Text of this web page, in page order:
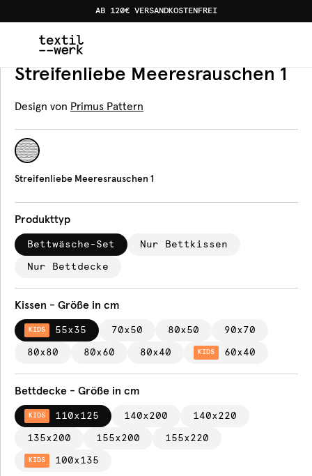
AB 120€ VERSANDKOSTENFREI
Produkte Bettwäsche Streifenliebe
Bettwäsche
Streifenliebe Meeresrauschen 1
Design von Primus Pattern
Streifenliebe Meeresrauschen 1
Produkttyp
Bettwäsche-Set Nur Bettkissen
Nur Bettdecke
Kissen - Größe in cm
KIDS 55x35 70x50 80x50 90x70
80x80 80x60 80x40 KIDS 60x40
Bettdecke - Größe in cm
KIDS 110x125 140x200 140x220
135x200 155x200 155x220
KIDS 100x135